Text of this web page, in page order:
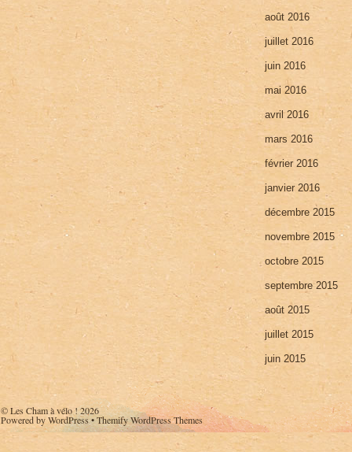
août 2016
juillet 2016
juin 2016
mai 2016
avril 2016
mars 2016
février 2016
janvier 2016
décembre 2015
novembre 2015
octobre 2015
septembre 2015
août 2015
juillet 2015
juin 2015
©Les Cham à vélo !2026
Powered byWordPress•Themify WordPress Themes